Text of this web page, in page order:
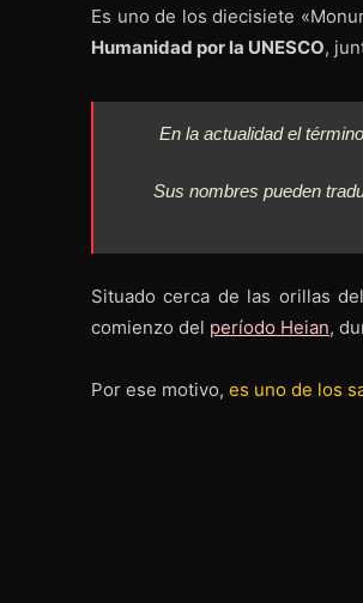
Es uno de los diecisiete
Humanidad por la UNESCO,
En la actualidad el
Sus nombres pueden
Situado cerca de las orillas del
comienzo del período Heian,
Por ese motivo, es uno de los